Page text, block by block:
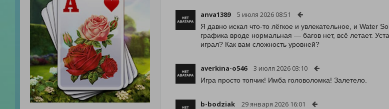
anva1389 5 июля 2026 08:51
Я давно искал что-то лёгкое и увлекательное, и Water
графика вроде нормальная — багов нет, всё летает.
играл? Как вам сложность уровней?
averkina-o546 3 июля 2026 03:10
Игра просто топчик! Имба головоломка! Залетело.
b-bodziak 29 января 2026 16:01